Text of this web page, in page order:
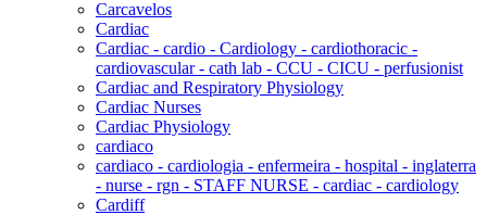
Carcavelos
Cardiac
Cardiac - cardio - Cardiology - cardiothoracic -
cardiovascular - cath lab - CCU - CICU - perfusionist
Cardiac and Respiratory Physiology
Cardiac Nurses
Cardiac Physiology
cardiaco
cardiaco - cardiologia - enfermeira - hospital - inglaterra
- nurse - rgn - STAFF NURSE - cardiac - cardiology
Cardiff